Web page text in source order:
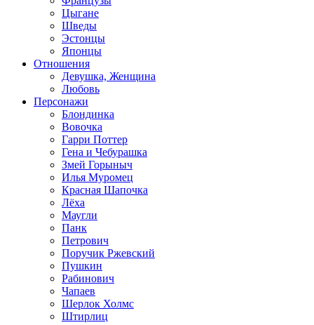
Цыгане
Шведы
Эстонцы
Японцы
Отношения
Девушка, Женщина
Любовь
Персонажи
Блондинка
Вовочка
Гарри Поттер
Гена и Чебурашка
Змей Горыныч
Илья Муромец
Красная Шапочка
Лёха
Маугли
Панк
Петрович
Поручик Ржевский
Пушкин
Рабинович
Чапаев
Шерлок Холмс
Штирлиц